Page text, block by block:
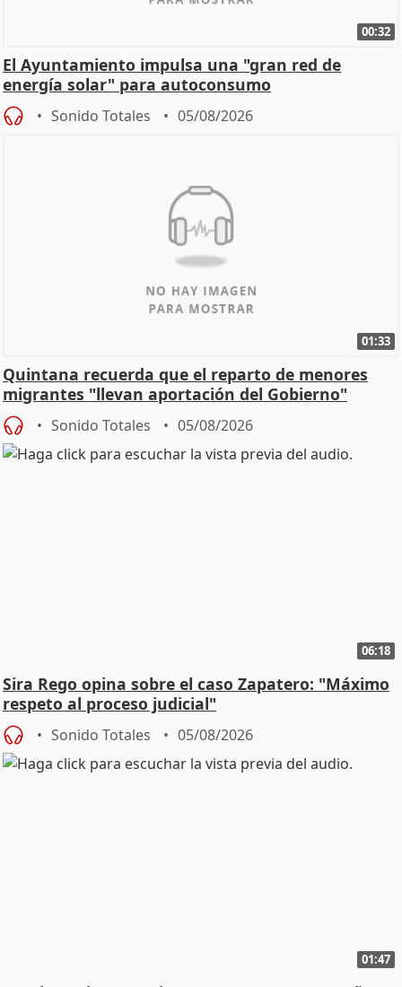
00:32
El Ayuntamiento impulsa una "gran red de
energía solar" para autoconsumo
Sonido Totales 05/08/2026
01:33
Quintana recuerda que el reparto de menores
migrantes "llevan aportación del Gobierno"
central
Sonido Totales 05/08/2026
06:18
Sira Rego opina sobre el caso Zapatero: "Máximo
respeto al proceso judicial"
Sonido Totales 05/08/2026
01:47